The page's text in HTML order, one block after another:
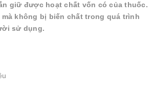
giữ được hoạt chất vốn có của thuốc.
không bị biến chất trong quá trình
sử dụng.